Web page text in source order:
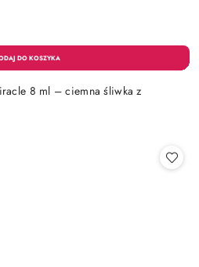
8 ml – ciemna śliwka z